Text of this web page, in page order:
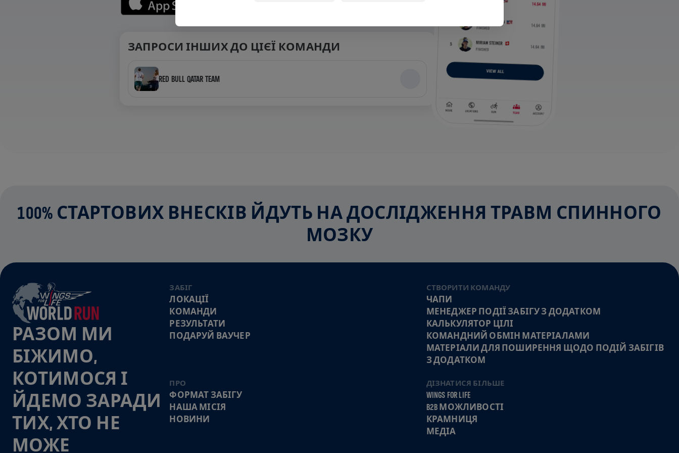
ЗАПРОСИ ІНШИХ ДО ЦІЄЇ КОМАНДИ
RED BULL QATAR TEAM
100% СТАРТОВИХ ВНЕСКІВ ЙДУТЬ НА ДОСЛІДЖЕННЯ ТРАВМ СПИННОГО
МОЗКУ
РАЗОМ МИ
БІЖИМО,
КОТИМОСЯ І
ЙДЕМО ЗАРАДИ
ТИХ, ХТО НЕ
МОЖЕ
ЗАБІГ
ЛОКАЦІЇ
КОМАНДИ
РЕЗУЛЬТАТИ
ПОДАРУЙ ВАУЧЕР
СТВОРИТИ КОМАНДУ
ЧАПИ
МЕНЕДЖЕР ПОДІЇ ЗАБІГУ З ДОДАТКОМ
КАЛЬКУЛЯТОР ЦІЛІ
КОМАНДНИЙ ОБМІН МАТЕРІАЛАМИ
МАТЕРІАЛИ ДЛЯ ПОШИРЕННЯ ЩОДО ПОДІЙ ЗАБІГІВ
З ДОДАТКОМ
ПРО
ФОРМАТ ЗАБІГУ
НАША МІСІЯ
НОВИНИ
ДІЗНАТИСЯ БІЛЬШЕ
WINGS FOR LIFE
B2B МОЖЛИВОСТІ
КРАМНИЦЯ
МЕДІА